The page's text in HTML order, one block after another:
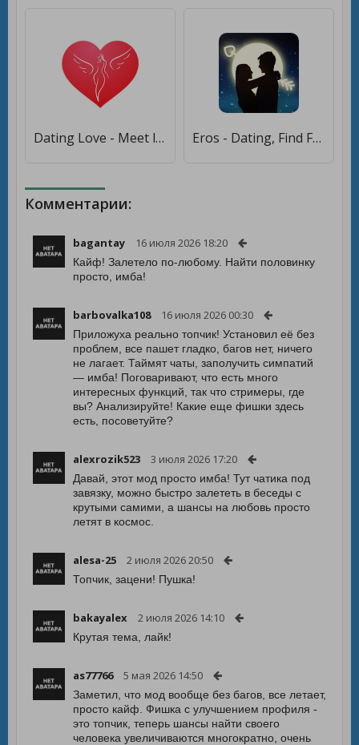
Dating Love - Meet love girls [Unlocked] Eros - Dating, Find Friends and Meet New People [Unlocked]
Комментарии:
bagantay 16 июля 2026 18:20
Кайф! Залетело по-любому. Найти половинку
просто, имба!
barbovalka108 16 июля 2026 00:30
Приложуха реально топчик! Установил её без
проблем, все пашет гладко, багов нет, ничего
не лагает. Таймят чаты, заполучить симпатий
— имба! Поговаривают, что есть много
интересных функций, так что стримеры, где
вы? Анализируйте! Какие еще фишки здесь
есть, посоветуйте?
alexrozik523 3 июля 2026 17:20
Давай, этот мод просто имба! Тут чатика под
завязку, можно быстро залететь в беседы с
крутыми самими, а шансы на любовь просто
летят в космос.
alesa-25 2 июля 2026 20:50
Топчик, зацени! Пушка!
bakayalex 2 июля 2026 14:10
Крутая тема, лайк!
as77766 5 мая 2026 14:50
Заметил, что мод вообще без багов, все летает,
просто кайф. Фишка с улучшением профиля -
это топчик, теперь шансы найти своего
человека увеличиваются многократно, очень